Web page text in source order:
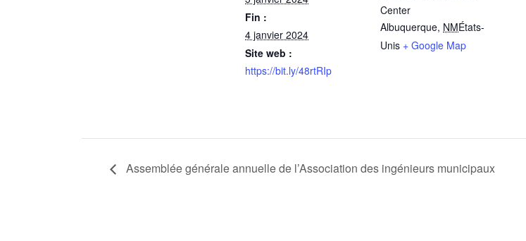
Fin :
4 janvier 2024
Site web :
https://bit.ly/48rtRIp
Center
Albuquerque, NMÉtats-
Unis + Google Map
Assemblée générale annuelle de l’Association des ingénieurs municipaux